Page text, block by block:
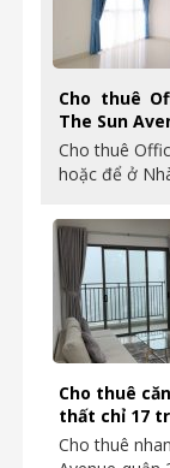
Cho thuê
The Sun
Cho thuê
hoặc để ở
Cho thuê
thất chỉ 17
Cho thuê